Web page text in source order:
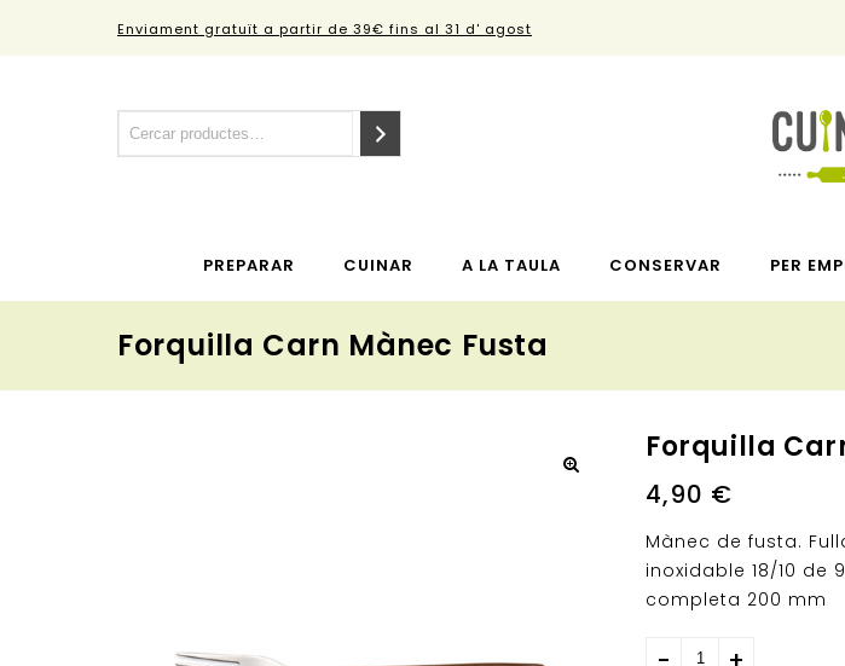
Enviament gratuït a partir de 39€ fins al 31 d' agost
PREPARAR CUINAR A LA TAULA CONSERVAR PER
Forquilla Carn Mànec Fusta
Forquilla
4,90 €
Mànec de fusta.
inoxidable 18/10 de
completa 200 mm